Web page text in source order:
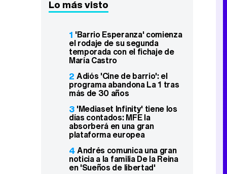
Lo más visto
1 'Barrio Esperanza' comienza
el rodaje de su segunda
temporada con el fichaje de
María Castro
2 Adiós 'Cine de barrio': el
programa abandona La 1 tras
más de 30 años
3 'Mediaset Infinity' tiene los
días contados: MFE la
absorberá en una gran
plataforma europea
4Andrés comunica una gran
noticia a la familia De la Reina
en 'Sueños de libertad'